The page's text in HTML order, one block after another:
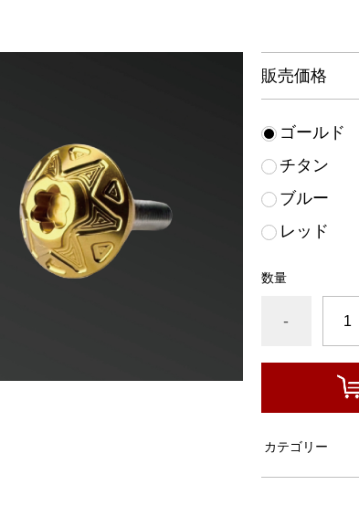
販売価格
ゴールド
チタン
ブルー
レッド
数量
-
カテゴリー